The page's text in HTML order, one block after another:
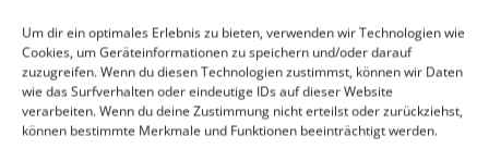
Um dir ein optimales Erlebnis zu bieten, verwenden wir Technologien wie
Cookies, um Geräteinformationen zu speichern und/oder darauf
zuzugreifen. Wenn du diesen Technologien zustimmst, können wir Daten
wie das Surfverhalten oder eindeutige IDs auf dieser Website
verarbeiten. Wenn du deine Zustimmung nicht erteilst oder zurückziehst,
können bestimmte Merkmale und Funktionen beeinträchtigt werden.
CONTACTUS!
Firma oder privat?*